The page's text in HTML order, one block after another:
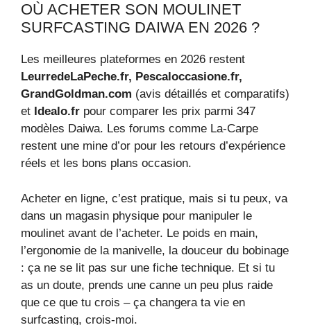
OÙ ACHETER SON MOULINET
SURFCASTING DAIWA EN 2026 ?
Les meilleures plateformes en 2026 restent
LeurredeLaPeche.fr, Pescaloccasione.fr,
GrandGoldman.com (avis détaillés et comparatifs)
et Idealo.fr pour comparer les prix parmi 347
modèles Daiwa. Les forums comme La-Carpe
restent une mine d’or pour les retours d’expérience
réels et les bons plans occasion.
Acheter en ligne, c’est pratique, mais si tu peux, va
dans un magasin physique pour manipuler le
moulinet avant de l’acheter. Le poids en main,
l’ergonomie de la manivelle, la douceur du bobinage
: ça ne se lit pas sur une fiche technique. Et si tu
as un doute, prends une canne un peu plus raide
que ce que tu crois – ça changera ta vie en
surfcasting, crois-moi.